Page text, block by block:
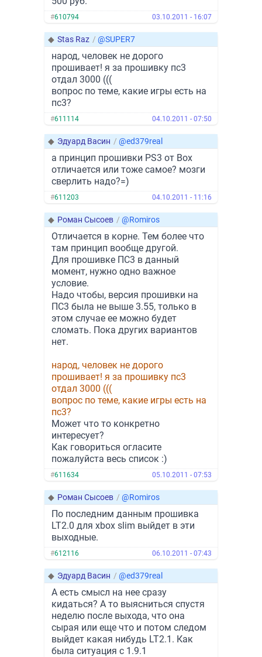
#610794 03.10.2011 - 16:07
◆ Stas Raz / @SUPER7
народ, человек не дорого
прошивает! я за прошивку пс3
отдал 3000 (((
вопрос по теме, какие игры есть на
пс3?
#611114 04.10.2011 - 07:50
◆ Эдуард Васин / @ed379real
а принцип прошивки PS3 от Box
отличается или тоже самое? мозги
сверлить надо?=)
#611203 04.10.2011 - 11:16
◆ Роман Сысоев / @Romiros
Отличается в корне. Тем более что
там принцип вообще другой.
Для прошивке ПС3 в данный
момент, нужно одно важное
условие.
Надо чтобы, версия прошивки на
ПС3 была не выше 3.55, только в
этом случае ее можно будет
сломать. Пока других вариантов
нет.
народ, человек не дорого
прошивает! я за прошивку пс3
отдал 3000 (((
вопрос по теме, какие игры есть на
пс3?
Может что то конкретно
интересует?
Как говориться огласите
пожалуйста весь список :)
#611634 05.10.2011 - 07:53
◆ Роман Сысоев / @Romiros
По последним данным прошивка
LT2.0 для xbox slim выйдет в эти
выходные.
#612116 06.10.2011 - 07:43
◆ Эдуард Васин / @ed379real
А есть смысл на нее сразу
кидаться? А то выясниться спустя
неделю после выхода, что она
сырая или еще что и потом следом
выйдет какая нибудь LT2.1. Как
была ситуация с 1.9.1